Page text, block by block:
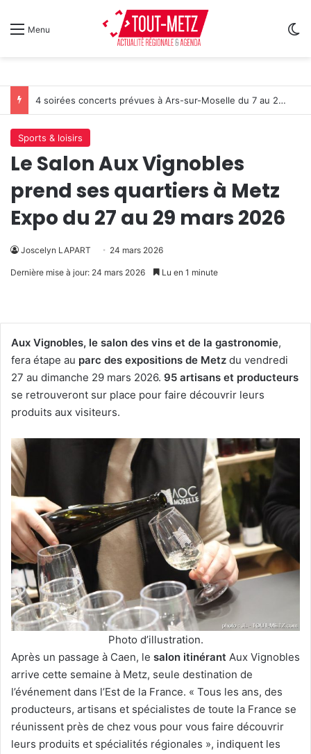
Menu
4 soirées concerts prévues à Ars-sur-Moselle du 7 au 28 août 2026
Sports & loisirs
Le Salon Aux Vignobles
prend ses quartiers à Metz
Expo du 27 au 29 mars 2026
Joscelyn LAPART 24 mars 2026
Dernière mise à jour: 24 mars 2026 Lu en 1 minute
Aux Vignobles, le salon des vins et de la gastronomie,
fera étape au parc des expositions de Metz du vendredi
27 au dimanche 29 mars 2026. 95 artisans et producteurs
se retrouveront sur place pour faire découvrir leurs
produits aux visiteurs.
Photo d’illustration.
Après un passage à Caen, le salon itinérant Aux Vignobles
arrive cette semaine à Metz, seule destination de
l’événement dans l’Est de la France. « Tous les ans, des
producteurs, artisans et spécialistes de toute la France se
réunissent près de chez vous pour vous faire découvrir
leurs produits et spécialités régionales », indiquent les